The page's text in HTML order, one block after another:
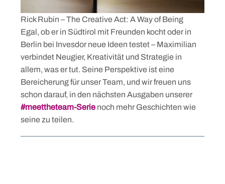
Rick Rubin – The Creative Act: A Way of Being
Egal, ob er in Südtirol mit Freunden kocht oder in
Berlin bei Invesdor neue Ideen testet – Maximilian
verbindet Neugier, Kreativität und Strategie in
allem, was er tut. Seine Perspektive ist eine
Bereicherung für unser Team, und wir freuen uns
schon darauf, in den nächsten Ausgaben unserer
#meettheteam-Serie noch mehr Geschichten wie
seine zu teilen.